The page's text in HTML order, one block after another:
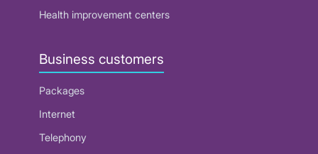
Health improvement centers
Business customers
Packages
Internet
Telephony